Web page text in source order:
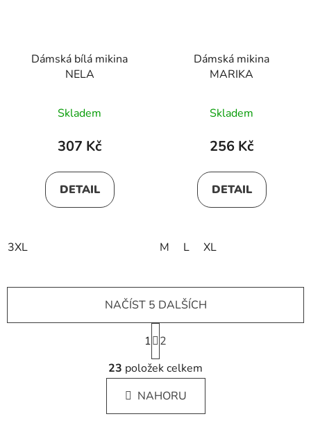
Dámská bílá mikina
NELA
Skladem
307 Kč
DETAIL
3XL
Dámská mikina
MARIKA
Skladem
256 Kč
DETAIL
M L XL
O
v
l
á
d
NAČÍST 5 DALŠÍCH
S
t
r
á
n
k
1
2
23 položek celkem
NAHORU